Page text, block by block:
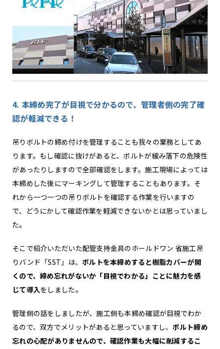
4. 本締め完了が目視で分かるので、管理者側の完了確
認が軽減できる！
吊りボルトの締め付けを管理することも我々の業務としてあ
ります。もし確認に抜けがあると、ボルトが緩み落下の危険性
があったりしますので全部確認をします。施工現場によっては
本締めした後にマーキングして管理することもあります。そ
れから一つ一つの吊りボルトを確認する作業を行いますの
で、どうにかして確認作業を軽減できないかとは思っていまし
た。
そこで紹介いただいた配管支持金具のホールドワン 省施工吊
りバンド「SST」は、ボルトを本締めすると樹脂カバーが開
くので、締め忘れがないか「目視でわかる」ことに魅力を感
じて導入をしました。
管理側の話をしましたが、施工側も本締め確認が目視でわか
るので、双方でメリットがあると思っていますし、ボルト締め
忘れの心配がありませんので、確認作業も大幅に削減するこ